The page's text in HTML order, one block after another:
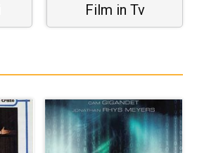
Film in Tv